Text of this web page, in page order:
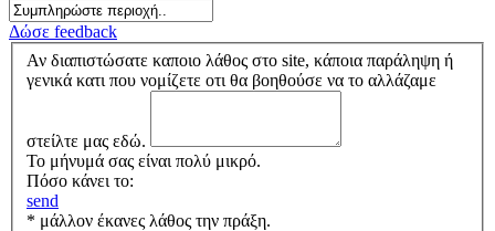
Δώσε feedback
Αν διαπιστώσατε καποιο λάθος στο site, κάποια παράληψη ή
γενικά κατι που νομίζετε οτι θα βοηθούσε να το αλλάζαμε
στείλτε μας εδώ.
Το μήνυμά σας είναι πολύ μικρό.
Πόσο κάνει το:
send
* μάλλον έκανες λάθος την πράξη.